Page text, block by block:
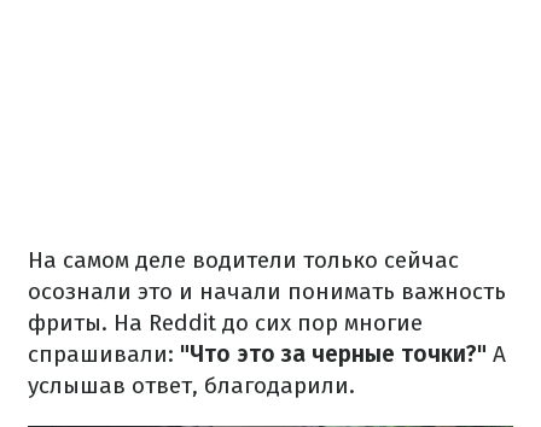
На самом деле водители только сейчас
осознали это и начали понимать важность
фриты. На Reddit до сих пор многие
спрашивали: "Что это за черные точки?" А
услышав ответ, благодарили.